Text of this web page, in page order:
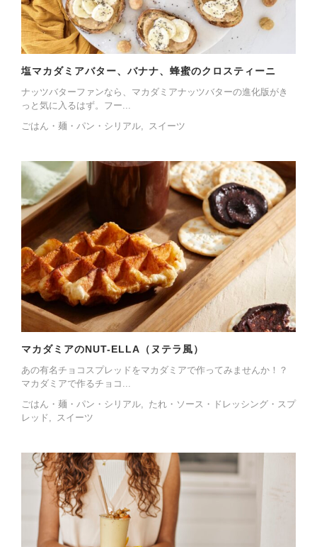
塩マカダミアバター、バナナ、蜂蜜のクロスティーニ
ナッツバターファンなら、マカダミアナッツバターの進化版がき
っと気に入るはず。フー...
ごはん・麺・パン・シリアル
スイーツ
マカダミアのNUT-ELLA（ヌテラ風）
あの有名チョコスプレッドをマカダミアで作ってみませんか！？
マカダミアで作るチョコ...
ごはん・麺・パン・シリアル
たれ・ソース・ドレッシング・スプ
レッド
スイーツ